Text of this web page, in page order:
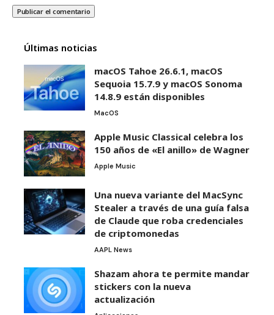
Últimas noticias
macOS Tahoe 26.6.1, macOS
Sequoia 15.7.9 y macOS Sonoma
14.8.9 están disponibles
MacOS
Apple Music Classical celebra los
150 años de «El anillo» de Wagner
Apple Music
Una nueva variante del MacSync
Stealer a través de una guía falsa
de Claude que roba credenciales
de criptomonedas
AAPL News
Shazam ahora te permite mandar
stickers con la nueva
actualización